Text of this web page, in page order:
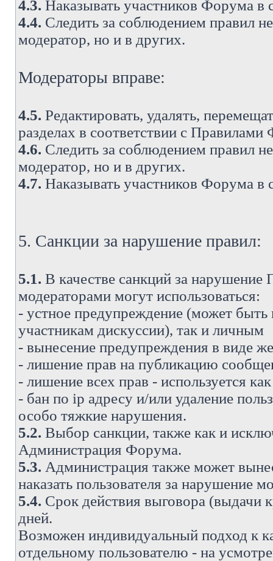
4.3. Наказывать участников Форума
4.4. Следить за соблюдением правил
модератор, но и в других.
Модераторы вправе:
4.5. Редактировать, удалять,
разделах в соответствии с
4.6. Следить за соблюдением правил
модератор, но и в других.
4.7. Наказывать участников Форума
5. Санкции за нарушение правил:
5.1. В качестве санкций за
модераторами могут использоваться:
- устное предупреждение (может
участникам дискуссии), так и личным
- вынесение предупреждения в виде
- лишение прав на публикацию
- лишение всех прав - используется
- бан по ip адресу и/или удаление
особо тяжкие нарушения.
5.2. Выбор санкции, также как и
Администрация Форума.
5.3. Администрация также может
наказать пользователя за
5.4. Срок действия выговора (выдачи
дней.
Возможен индивидуальный подход к
отдельному пользователю - на